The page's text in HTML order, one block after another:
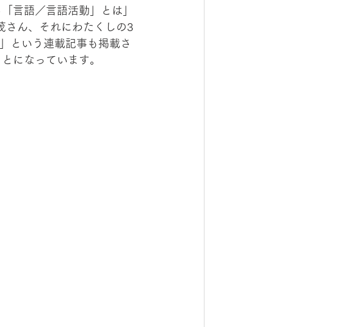
言語／言語活動」とは」
さん、それにわたくしの3
という連載記事も掲載さ
になっています。